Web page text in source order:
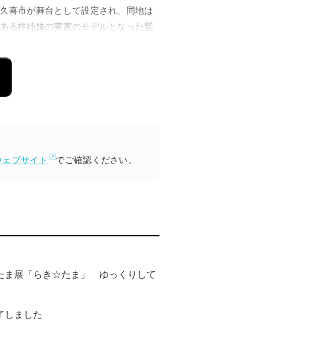
喜市が舞台として設定され、同地は
る柊姉妹の実家のモデルとなった鷲
み氏の4コママンガに関するもの、痛
ブサイト でご確認ください。
ま展「らき☆たま」 ゆっくりして
しました